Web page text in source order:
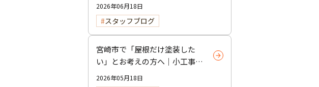
2026年06月18日
スタッフブログ
宮崎市で「屋根だけ塗装した
い」とお考えの方へ｜小工事・
雨樋交換だけでも大歓迎！
2026年05月18日